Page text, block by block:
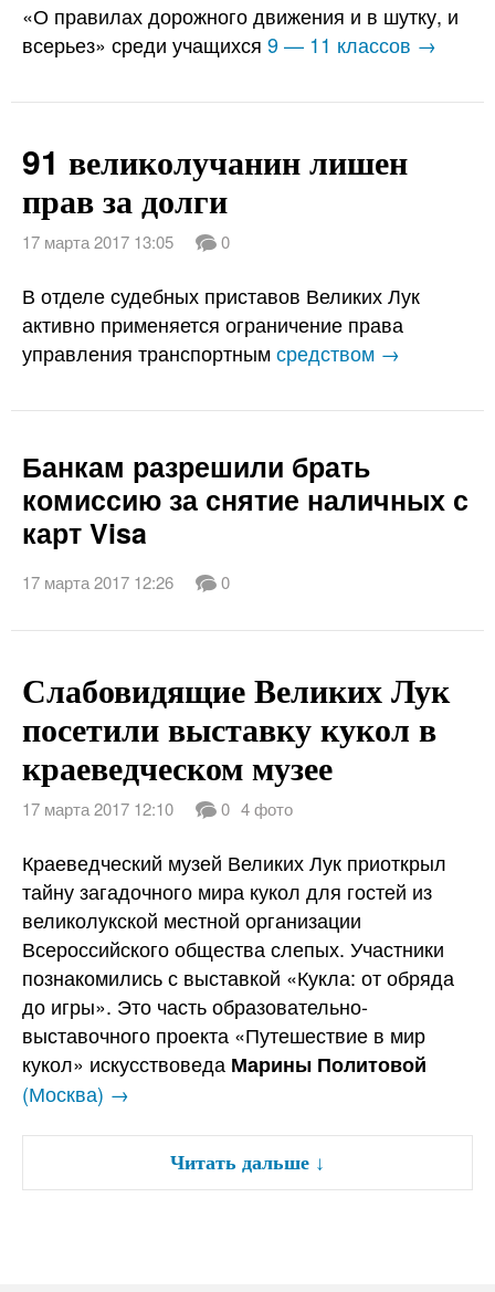
«О правилах дорожного движения и в шутку, и
всерьез» среди учащихся 9 — 11 классов →
91 великолучанин лишен
прав за долги
17 марта 2017 13:05 0
В отделе судебных приставов Великих Лук
активно применяется ограничение права
управления транспортнымсредством →
Банкам разрешили брать
комиссию за снятие наличных с
карт Visa
17 марта 2017 12:26 0
Слабовидящие Великих Лук
посетили выставку кукол в
краеведческом музее
17 марта 2017 12:10 0 4 фото
Краеведческий музей Великих Лук приоткрыл
тайну загадочного мира кукол для гостей из
великолукской местной организации
Всероссийского общества слепых. Участники
познакомились с выставкой «Кукла: от обряда
до игры». Это часть образовательно-
выставочного проекта «Путешествие в мир
кукол» искусствоведа Марины Политовой
(Москва) →
Читать дальше ↓